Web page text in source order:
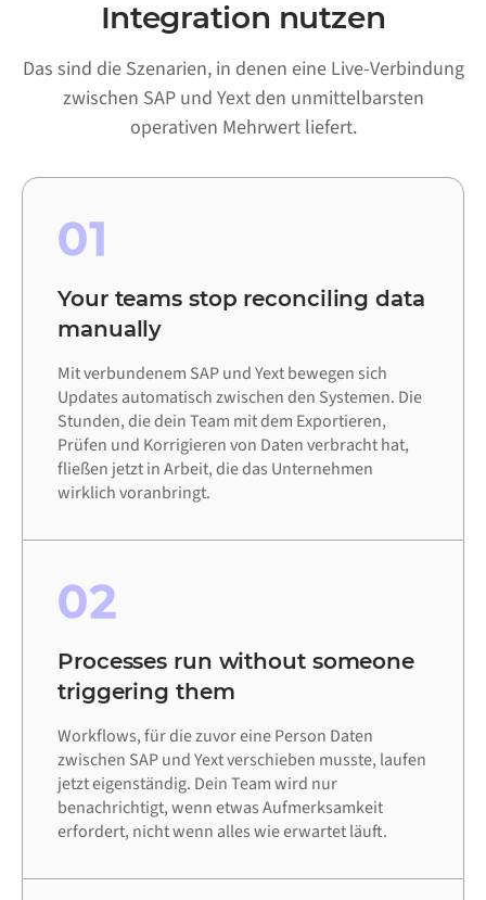
Integration nutzen
Das sind die Szenarien, in denen eine Live-Verbindung
zwischen SAP und Yext den unmittelbarsten
operativen Mehrwert liefert.
01
Your teams stop reconciling data
manually
Mit verbundenem SAP und Yext bewegen sich
Updates automatisch zwischen den Systemen. Die
Stunden, die dein Team mit dem Exportieren,
Prüfen und Korrigieren von Daten verbracht hat,
fließen jetzt in Arbeit, die das Unternehmen
wirklich voranbringt.
02
Processes run without someone
triggering them
Workflows, für die zuvor eine Person Daten
zwischen SAP und Yext verschieben musste, laufen
jetzt eigenständig. Dein Team wird nur
benachrichtigt, wenn etwas Aufmerksamkeit
erfordert, nicht wenn alles wie erwartet läuft.